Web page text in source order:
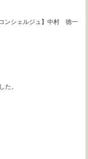
コンシェルジュ】中村 徳一
た。